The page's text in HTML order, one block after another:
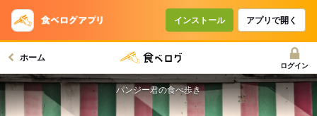
インストール アプリで開く
ホーム
ログイン
パンジー君の食べ歩き